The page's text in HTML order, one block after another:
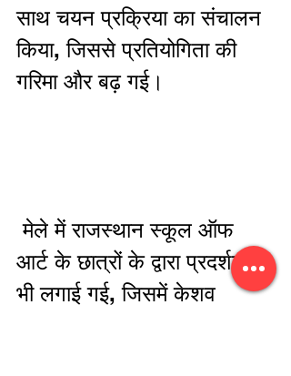
साथ चयन प्रक्रिया का संचालन
किया, जिससे प्रतियोगिता की
गरिमा और बढ़ गई।
मेले में राजस्थान स्कूल ऑफ
आर्ट के छात्रों के द्वारा प्रदर्शनी
भी लगाई गई, जिसमें केशव